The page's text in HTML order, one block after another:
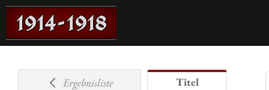
Ergebnisliste
Titel